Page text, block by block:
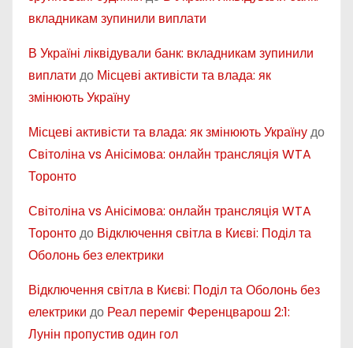
вкладникам зупинили виплати
В Україні ліквідували банк: вкладникам зупинили
виплати до Місцеві активісти та влада: як
змінюють Україну
Місцеві активісти та влада: як змінюють Українудо
Світоліна vs Анісімова: онлайн трансляція WTA
Торонто
Світоліна vs Анісімова: онлайн трансляція WTA
Торонтодо Відключення світла в Києві: Поділ та
Оболонь без електрики
Відключення світла в Києві: Поділ та Оболонь без
електрики до Реал переміг Ференцварош 2:1:
Лунін пропустив один гол